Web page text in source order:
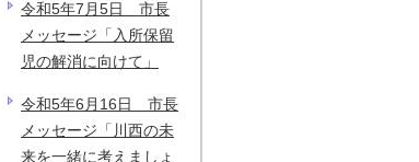
令和5年7月5日 市長
メッセージ「入所保留
児の解消に向けて」
令和5年6月16日 市長
メッセージ「川西の未
来を一緒に考えましょ